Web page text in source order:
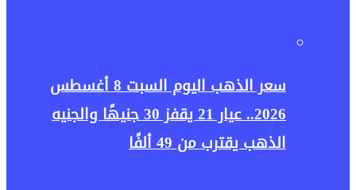
سعر الذهب اليوم السبت 8 أغسطس
2026.. عيار 21 يقفز 30 جنيهًا والجنيه
الذهب يقترب من 49 ألفًا